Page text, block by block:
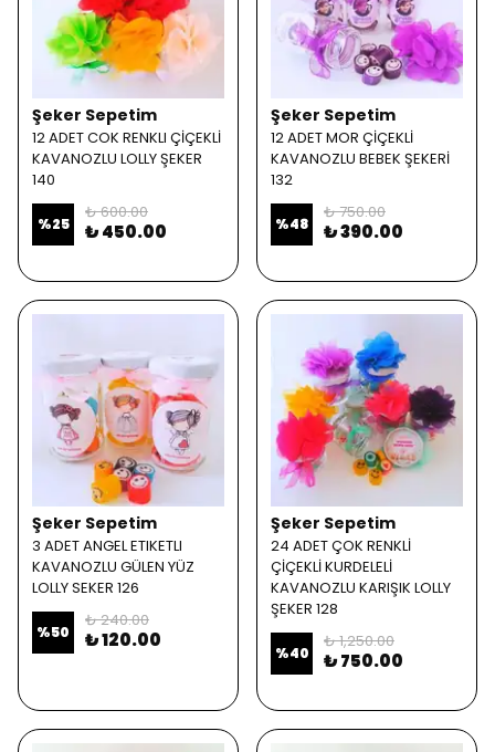
Şeker Sepetim
12 ADET COK RENKLI ÇİÇEKLİ
KAVANOZLU LOLLY ŞEKER
140
%25
₺ 600.00
₺ 450.00
Şeker Sepetim
12 ADET MOR ÇİÇEKLİ
KAVANOZLU BEBEK ŞEKERİ
132
%48
₺ 750.00
₺ 390.00
Şeker Sepetim
3 ADET ANGEL ETIKETLI
KAVANOZLU GÜLEN YÜZ
LOLLY SEKER 126
%50
₺ 240.00
₺ 120.00
Şeker Sepetim
24 ADET ÇOK RENKLİ
ÇİÇEKLİ KURDELELİ
KAVANOZLU KARIŞIK LOLLY
ŞEKER 128
%40
₺ 1,250.00
₺ 750.00